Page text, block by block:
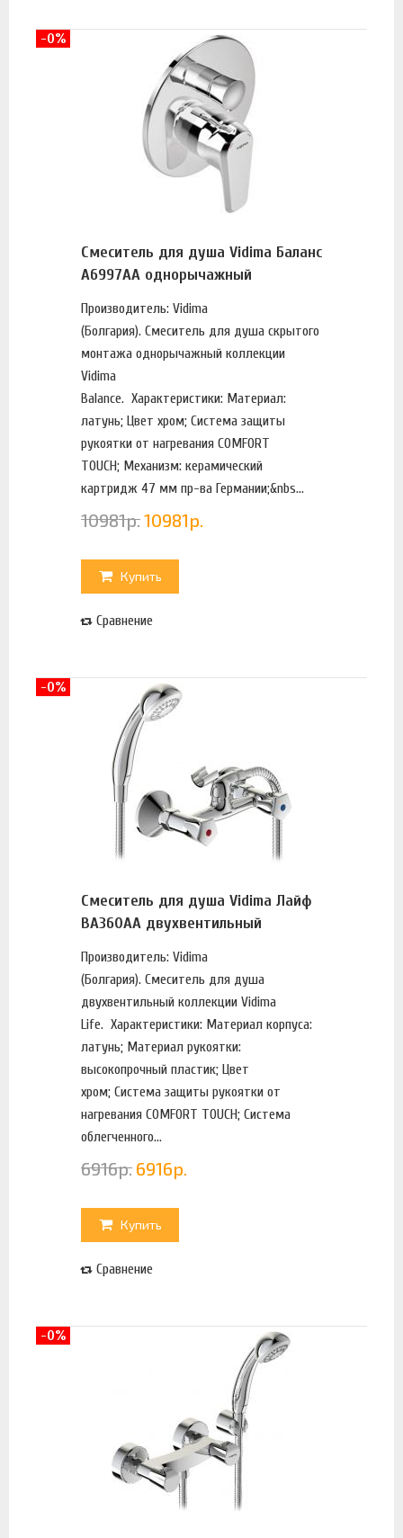
Смеситель для душа Vidima Баланс
A6997AA однорычажный
Производитель: Vidima
(Болгария). Смеситель для душа скрытого
монтажа однорычажный коллекции
Vidima
Balance. Характеристики: Материал:
латунь; Цвет хром; Система защиты
рукоятки от нагревания COMFORT
TOUCH; Механизм: керамический
картридж 47 мм пр-ва Германии;&nbs...
10981р.10981р.
Купить
Сравнение
-0%
Смеситель для душа Vidima Лайф
BA360AA двухвентильный
Производитель: Vidima
(Болгария). Смеситель для душа
двухвентильный коллекции Vidima
Life. Характеристики: Материал корпуса:
латунь; Материал рукоятки:
высокопрочный пластик; Цвет
хром; Система защиты рукоятки от
нагревания COMFORT TOUCH; Система
облегченного...
6916р. 6916р.
Купить
Сравнение
-0%
-0%